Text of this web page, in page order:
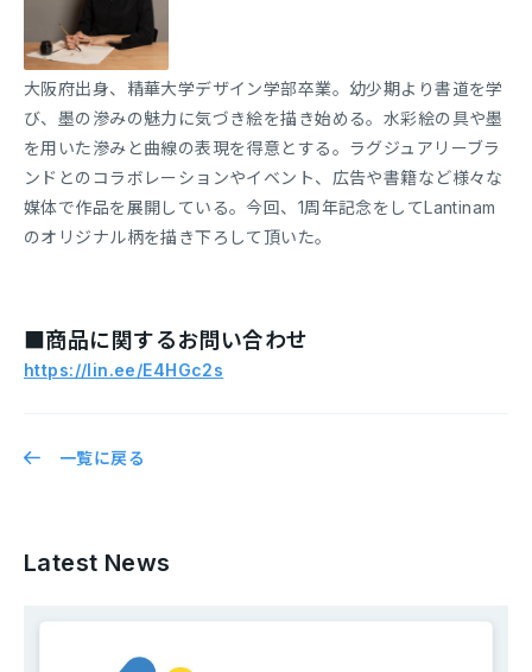
大阪府出身、精華大学デザイン学部卒業。幼少期より書道を学
び、墨の滲みの魅力に気づき絵を描き始める。水彩絵の具や墨
を用いた滲みと曲線の表現を得意とする。ラグジュアリーブラ
ンドとのコラボレーションやイベント、広告や書籍など様々な
媒体で作品を展開している。今回、1周年記念をしてLantinam
のオリジナル柄を描き下ろして頂いた。
■商品に関するお問い合わせ
https://lin.ee/E4HGc2s
一覧に戻る
Latest News